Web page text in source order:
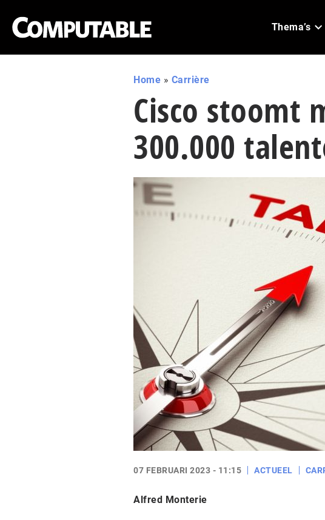
Thema’s
Home » Carrière
Cisco stoomt
300.000
07 FEBRUARI 2023 - 11:15 ACTUEEL
Alfred Monterie